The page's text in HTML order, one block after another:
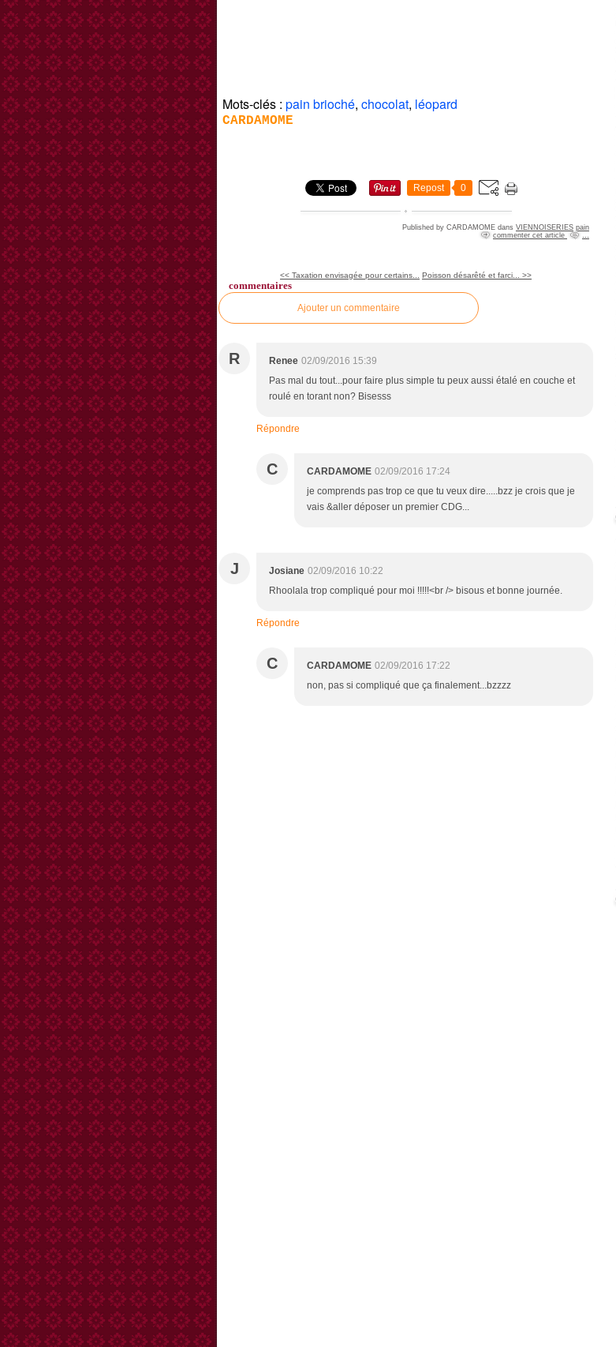
Mots-clés : pain brioché, chocolat, léopard
CARDAMOME
Repost 0
Published by CARDAMOME dans VIENNOISERIES pain
commenter cet article
…
<< Taxation envisagée pour certains... Poisson désarêté et farci... >>
commentaires
Ajouter un commentaire
R Renee 02/09/2016 15:39
Pas mal du tout...pour faire plus simple tu peux aussi étalé en couche et
roulé en torant non? Bisesss
Répondre
C CARDAMOME 02/09/2016 17:24
je comprends pas trop ce que tu veux dire.....bzz je crois que je
vais &aller déposer un premier CDG...
J Josiane 02/09/2016 10:22
Rhoolala trop compliqué pour moi !!!!!<br /> bisous et bonne journée.
Répondre
C CARDAMOME 02/09/2016 17:22
non, pas si compliqué que ça finalement...bzzzz